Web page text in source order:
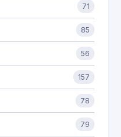
71
85
56
157
78
79